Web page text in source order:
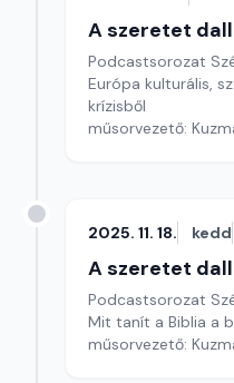
A szeretet
Podcastsorozat
Európa kulturális,
krízisből
műsorvezető:
2025. 11. 18. kedd
A szeretet
Podcastsorozat
Mit tanít a Biblia a
műsorvezető: